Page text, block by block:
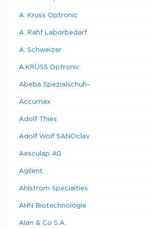
A. Kruss Optronic
A. Rahf Laborbedarf
A. Schweizer
A.KRÜSS Optronic
Abeba Spezialschuh-
Accumax
Adolf Thies
Adolf Wolf SANOclav
Aesculap AG
Agilent
Ahlstrom Specialties
AHN Biotechnologie
Alan & Co S.A.